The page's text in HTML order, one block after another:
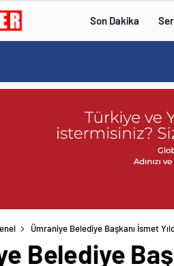
Son Dakika
Ümraniye Belediye Başkanı İsmet
Belediye